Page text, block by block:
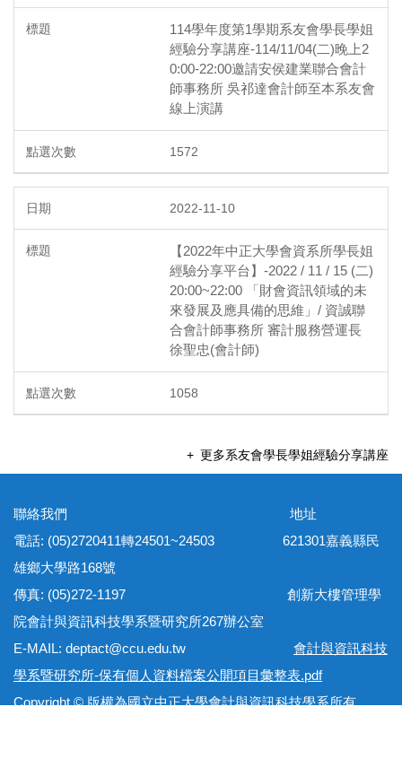
114學年度第1學期系友會學長學姐
經驗分享講座-114/11/04(二)晚上2
0:00-22:00邀請安侯建業聯合會計
師事務所 吳祁達會計師至本系友會
線上演講
1572
2022-11-10
【2022年中正大學會資系所學長姐
經驗分享平台】-2022 / 11 / 15 (二)
20:00~22:00 「財會資訊領域的未
來發展及應具備的思維」/ 資誠聯
合會計師事務所 審計服務營運長
徐聖忠(會計師)
1058
更多系友會學長學姐經驗分享講座
聯絡我們 地址
電話: (05)2720411轉24501~24503 621301嘉義縣民
雄鄉大學路168號
傳真: (05)272-1197 創新大樓管理學
院會計與資訊科技學系暨研究所267辦公室
E-MAIL: deptact@ccu.edu.tw 會計與資訊科技
學系暨研究所-保有個人資料檔案公開項目彙整表.pdf
Copyright © 版權為國立中正大學會計與資訊科技學系所有